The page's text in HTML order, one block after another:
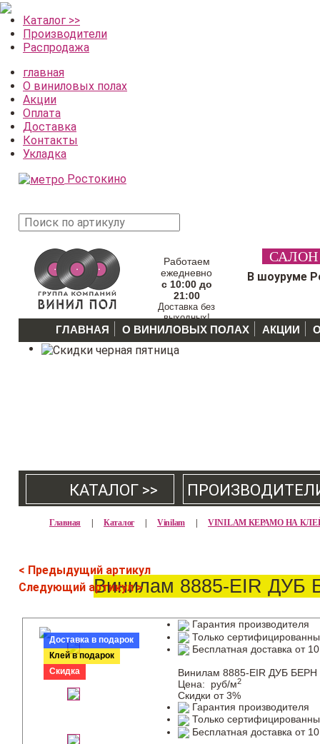
Каталог >>
Производители
Распродажа
главная
О виниловых полах
Акции
Оплата
Доставка
Контакты
Укладка
Ростокино
товара
Работаем
ежедневно
с 10:00 до
21:00
Доставка без
выходных!
В шоуруме
ГЛАВНАЯ О ВИНИЛОВЫХ ПОЛАХ АКЦИИ
КАТАЛОГ >>
Главная Каталог Vinilam VINILAM КЕРАМО НА
< Предыдущий артикул
Следующий артикул >Винилам 8885-EIR ДУБ
Доставка в подарок
Клей в подарок
Скидка
Гарантия производителя
Только
Бесплатная доставка от
Винилам 8885-EIR ДУБ БЕРН
Цена:
руб/м2
Скидки от 3%
Гарантия производителя
Только
Бесплатная доставка от